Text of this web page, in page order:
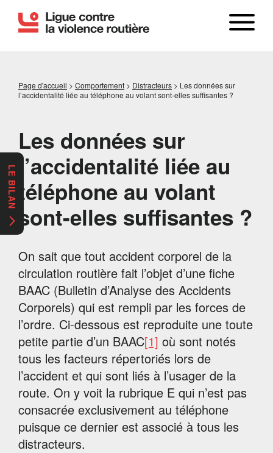
Page d'accueil > Comportement > Distracteurs > Les données sur
l’accidentalité liée au téléphone au volant sont-elles suffisantes ?
Les données sur
l’accidentalité liée au
téléphone au volant
sont-elles suffisantes ?
On sait que tout accident corporel de la
circulation routière fait l’objet d’une fiche
BAAC (Bulletin d’Analyse des Accidents
Corporels) qui est rempli par les forces de
l’ordre. Ci-dessous est reproduite une toute
petite partie d’un BAAC[1] où sont notés
tous les facteurs répertoriés lors de
l’accident et qui sont liés à l’usager de la
route. On y voit la rubrique E qui n’est pas
consacrée exclusivement au téléphone
puisque ce dernier est associé à tous les
distracteurs.
LE BILAN